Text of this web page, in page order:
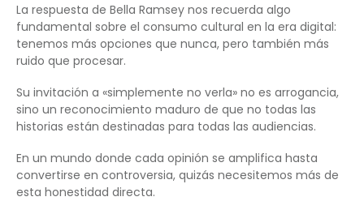
La respuesta de Bella Ramsey nos recuerda algo
fundamental sobre el consumo cultural en la era digital:
tenemos más opciones que nunca, pero también más
ruido que procesar.
Su invitación a «simplemente no verla» no es arrogancia,
sino un reconocimiento maduro de que no todas las
historias están destinadas para todas las audiencias.
En un mundo donde cada opinión se amplifica hasta
convertirse en controversia, quizás necesitemos más de
esta honestidad directa.